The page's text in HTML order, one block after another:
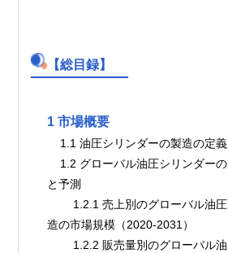
【総目録】
1 市場概要
    1.1 油圧シリンダーの製造の定義
と予測
造の市場規模（2020-2031）